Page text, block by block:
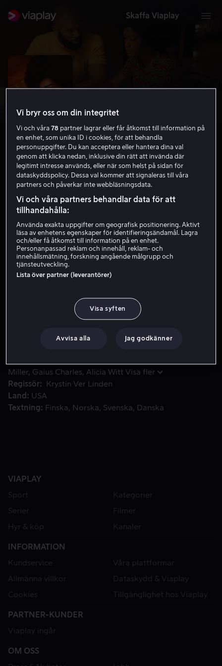
Skaffa Viaplay
Alice
HD
Hyr 49 kr
Köp 69 kr
Efter en djärv flykt från den brutala ägaren av ett lantligt
Efter en djärv flykt från den brutala ägaren av ett
lantligt plantage i Georgia upptäcker en förslavad
kvinna snart att året faktiskt är 1973 i Alice, en modern
Miller Gaius Charles Alicia Witt Visa fler
Regissör
Krystin Ver Linden
Land
USA
Textning
Finska Norska Svenska Danska
VIAPLAY
Sport
Kategorier
Serier
Filmer
Hyr & köp
Kanaler
INFORMATION
Kundservice
Våra plattformar
Allmänna villkor
Dataskydd & Viaplay
Cookies
Tillgänglighet hos Viaplay
PARTNER-KUNDER
Viaplay ingår
OM OSS
Vi bryr oss om din integritet
Vi och våra78 partner lagrar eller får åtkomst till information på
en enhet, som unika ID i cookies, för att behandla
personuppgifter. Du kan acceptera eller hantera dina val
genom att klicka nedan, inklusive din rätt att invända där
legitimt intresse används, eller när som helst på sidan för
dataskyddspolicy. Dessa val kommer att signaleras till våra
partners och påverkar inte webbläsningsdata.
Vi och våra partners behandlar data för att
tillhandahålla:
Använda exakta uppgifter om geografisk positionering. Aktivt
läsa av enhetens egenskaper för identifieringsändamål. Lagra
och/eller få åtkomst till information på en enhet.
Personanpassad reklam och innehåll, reklam- och
innehållsmätning, forskning angående målgrupp och
tjänsteutveckling.
Lista över partner (leverantörer)
Visa syften
Avvisa alla Jag godkänner